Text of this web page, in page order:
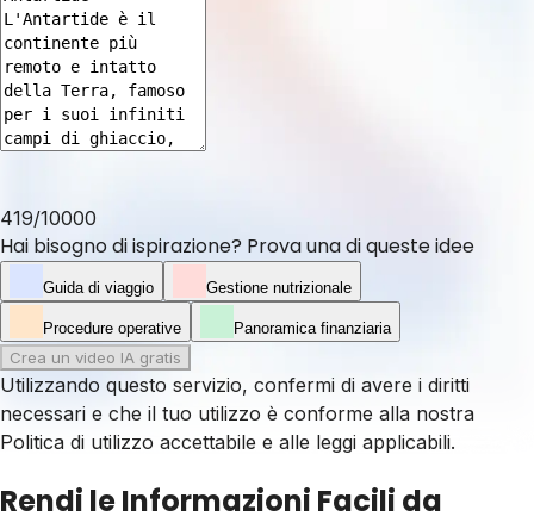
419/10000
Hai bisogno di ispirazione? Prova una di queste idee
Guida di viaggio Gestione nutrizionale
Procedure operative Panoramica finanziaria
Crea un video IA gratis
Utilizzando questo servizio, confermi di avere i diritti
necessari e che il tuo utilizzo è conforme alla nostra
Politica di utilizzo accettabile e alle leggi applicabili.
Rendi le Informazioni Facili da